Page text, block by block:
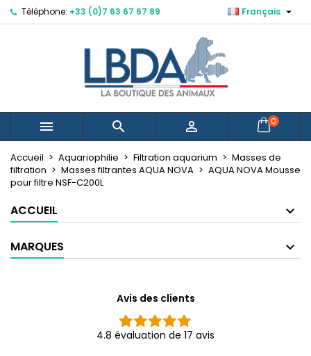
Téléphone: +33 (0)7 63 67 67 89 Français 
   0
Accueil Aquariophilie Filtration aquarium
Masses de
filtration
Masses filtrantes AQUA NOVA
AQUA NOVA Mousse
pour filtre NSF-C200L
ACCUEIL
MARQUES
Avis des clients
4.8 évaluation de 17 avis
Mes listes d'envies ×
add_circle_outline Créer une nouvelle liste
Créer une liste d'envies ×
Nom de la liste d'envies
Annuler Créer une liste d'envies
Connexion ×
Vous devez être connecté pour ajouter des produits
à votre liste d'envies.
Annuler Connexion